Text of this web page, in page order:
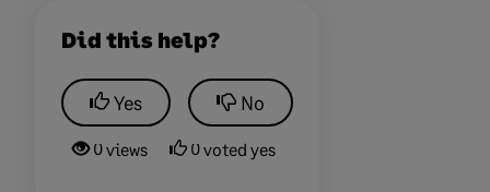
Did this help?
Yes No
0 views 0 voted yes